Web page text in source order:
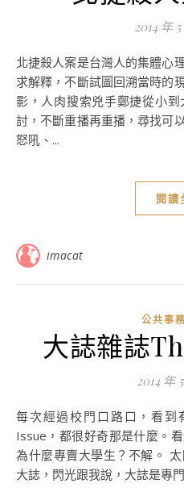
2014 年
北捷殺人案是台灣人的集體心理創傷：驚恐受創的群眾需要尋
求解釋，不斷試圖回溯當時的
影，人肉搜索兇手鄭捷從小
討，不斷重播再重播，尋找可
怒吼、...
閱讀
imacat
公共事
大誌雜誌
2014 年
每次經過校門口路口，看到有人在叫賣大誌雜誌The Big
Issue，都很好奇那是什麼。
為什麼專賣大學生？不解。
大誌，閃光跟我說，大誌是專